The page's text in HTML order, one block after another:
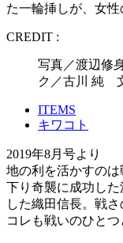
た一輪挿しが、女
CREDIT :
写真／渡辺修
ク／古川 純
ITEMS
キワコト
2019年8月号より
地の利を活かすの
下り奇襲に成功し
した織田信長。戦
コレも戦いのひとつ